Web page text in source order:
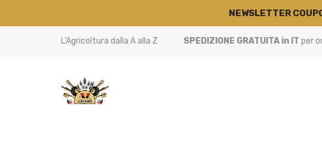
L'Agricoltura dalla A alla Z SPEDIZIONE GRATUITA in IT per
NEWSLETTER